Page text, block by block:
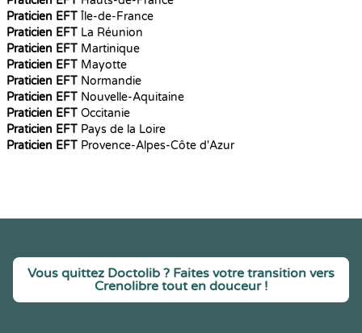
Praticien EFT Île-de-France
Praticien EFT La Réunion
Praticien EFT Martinique
Praticien EFT Mayotte
Praticien EFT Normandie
Praticien EFT Nouvelle-Aquitaine
Praticien EFT Occitanie
Praticien EFT Pays de la Loire
Praticien EFT Provence-Alpes-Côte d'Azur
Vous quittez Doctolib ? Faites votre transition vers
Crenolibre tout en douceur !